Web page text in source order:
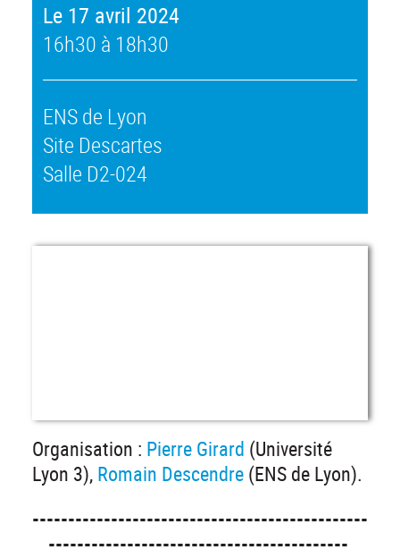
Le 17 avril 2024
16h30 à 18h30
ENS de Lyon
Site Descartes
Salle D2-024
Organisation : Pierre Girard (Université
Lyon 3), Romain Descendre (ENS de Lyon).
-----------------------------------------------
------------------------------------------